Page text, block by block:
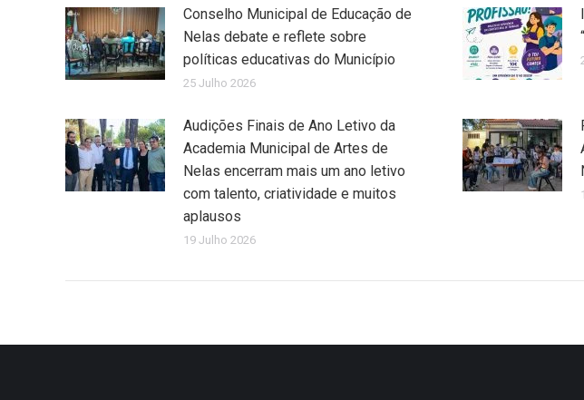
Conselho Municipal de Educação de
Nelas debate e reflete sobre
políticas educativas do Município
25 Julho 2026
Audições Finais de Ano Letivo da
Academia Municipal de Artes de
Nelas encerram mais um ano letivo
com talento, criatividade e muitos
aplausos
19 Julho 2026